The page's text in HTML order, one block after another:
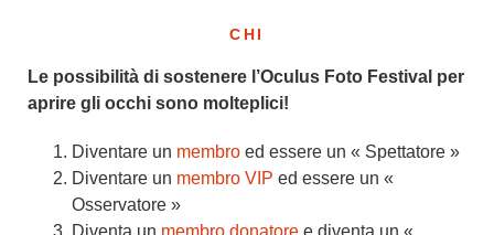
CHI
Le possibilità di sostenere l’Oculus Foto Festival per
aprire gli occhi sono molteplici!
Diventare un membro ed essere un « Spettatore »
Diventare un membro VIP ed essere un «
Osservatore »
Diventa un membro donatore e diventa un «